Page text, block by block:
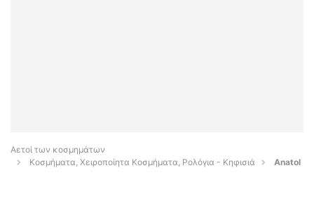
Αετοί των κοσμημάτων
Κοσμήματα, Χειροποίητα Κοσμήματα, Ρολόγια - Κηφισιά
Anatol